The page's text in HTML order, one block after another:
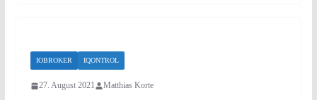
IOBROKER IQONTROL
27. August 2021 Matthias Korte